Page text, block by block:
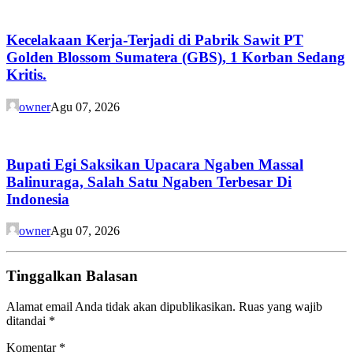
Kecelakaan Kerja-Terjadi di Pabrik Sawit PT
Golden Blossom Sumatera (GBS), 1 Korban Sedang
Kritis.
ownerAgu 07, 2026
Bupati Egi Saksikan Upacara Ngaben Massal
Balinuraga, Salah Satu Ngaben Terbesar Di
Indonesia
ownerAgu 07, 2026
Tinggalkan Balasan
Alamat email Anda tidak akan dipublikasikan. Ruas yang wajib
ditandai *
Komentar *